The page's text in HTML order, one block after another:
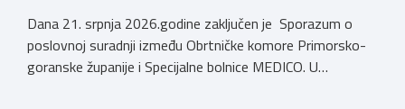
Dana 21. srpnja 2026.godine zaključen je Sporazum o
poslovnoj suradnji između Obrtničke komore Primorsko-
goranske županije i Specijalne bolnice MEDICO. U